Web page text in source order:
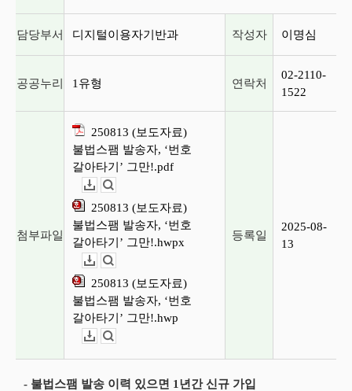
담당부서 디지털이용자기반과 작성자 이명심
공공누리 1유형 연락처
02-2110-
1522
첨부파일
250813 (보도자료)
불법스팸 발송자, ‘번호
갈아타기’ 그만!.pdf
250813 (보도자료)
불법스팸 발송자, ‘번호
갈아타기’ 그만!.hwpx
250813 (보도자료)
불법스팸 발송자, ‘번호
갈아타기’ 그만!.hwp
등록일
2025-08-
13
- 불법스팸 발송 이력 있으면 1년간 신규 가입